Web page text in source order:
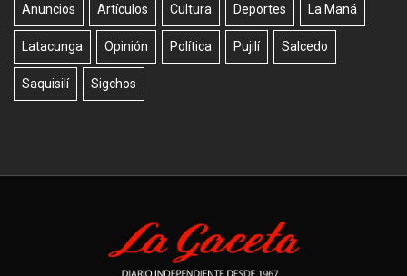
Anuncios Artículos Cultura Deportes La Maná
Latacunga Opinión Política Pujilí Salcedo
Saquisilí Sigchos